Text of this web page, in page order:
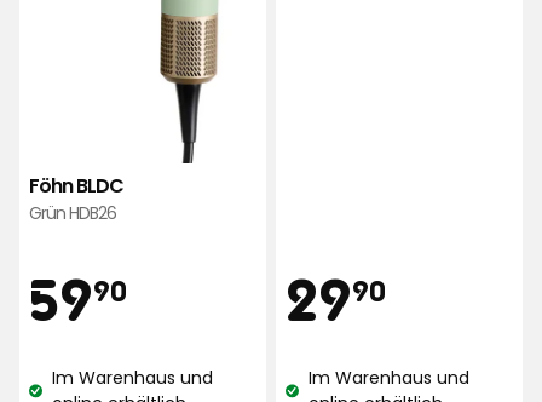
Föhn BLDC
Grün HDB26
Preis
5990
€
Im Warenhaus und
Preis
2990
€
Im Warenhaus und